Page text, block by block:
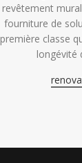
revêtement
fourniture de
première classe
longévité